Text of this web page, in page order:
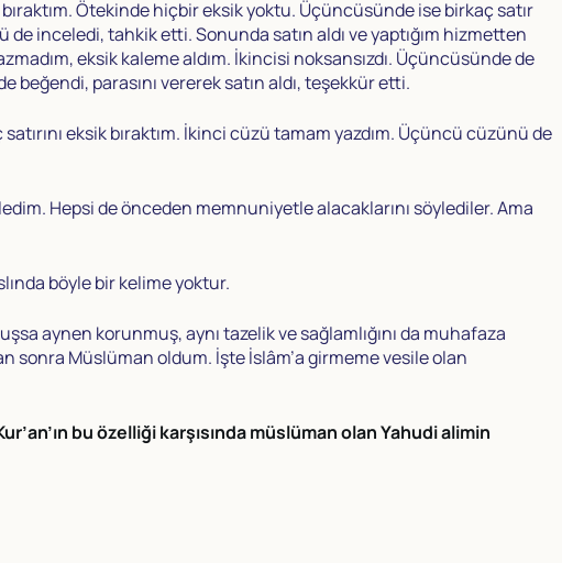
Ötekinde hiçbir eksik yoktu. Üçüncüsünde ise birkaç satır
inceledi, tahkik etti. Sonunda satın aldı ve yaptığım hizmetten
eksik kaleme aldım. İkincisi noksansızdı. Üçüncüsünde de
parasını vererek satın aldı, teşekkür etti.
eksik bıraktım. İkinci cüzü tamam yazdım. Üçüncü cüzünü de
Hepsi de önceden memnuniyetle alacaklarını söylediler. Ama
böyle bir kelime yoktur.
aynen korunmuş, aynı tazelik ve sağlamlığını da muhafaza
sonra Müslüman oldum. İşte İslâm’a girmeme vesile olan
bu özelliği karşısında müslüman olan Yahudi alimin